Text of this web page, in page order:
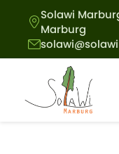
Direkt zum Inhalt
Solawi
Marburg